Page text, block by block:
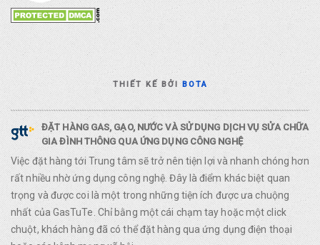
THIẾT KẾ BỞIBOTA
ĐẶT HÀNG GAS, GẠO, NƯỚC VÀ SỬ DỤNG DỊCH VỤ SỬA CHỮA
GIA ĐÌNH THÔNG QUA ỨNG DỤNG CÔNG NGHỆ
Việc đặt hàng tới Trung tâm sẽ trở nên tiện lợi và nhanh chóng hơn
rất nhiều nhờ ứng dụng công nghệ. Đây là điểm khác biệt quan
trọng và được coi là một trong những tiện ích được ưa chuộng
nhất của GasTuTe. Chỉ bằng một cái chạm tay hoặc một click
chuột, khách hàng đã có thể đặt hàng qua ứng dụng điện thoại